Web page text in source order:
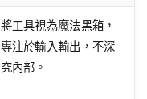
將工具視為魔法黑箱，
專注於輸入輸出，不深
究內部。